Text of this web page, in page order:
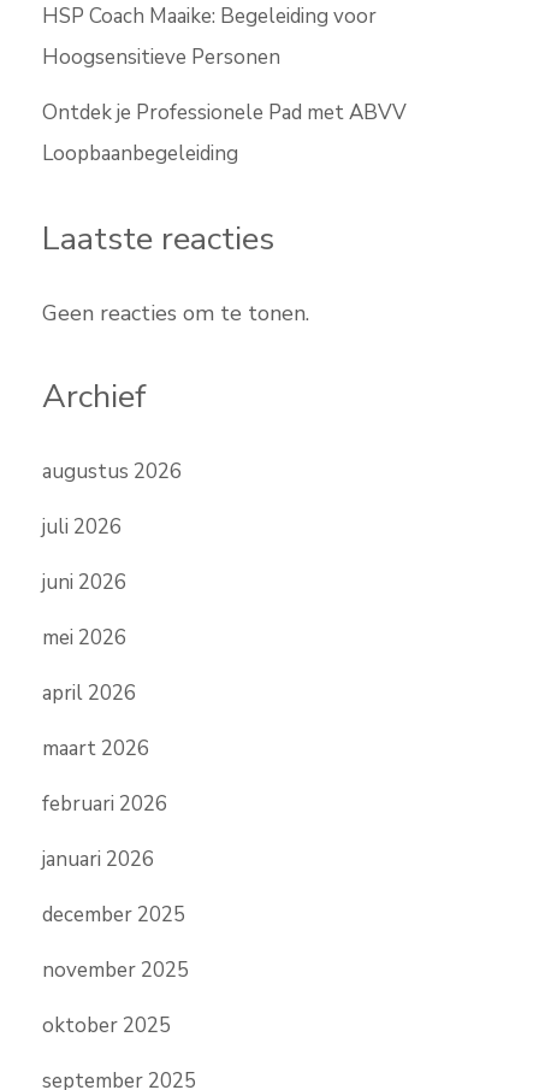
HSP Coach Maaike: Begeleiding voor
Hoogsensitieve Personen
Ontdek je Professionele Pad met ABVV
Loopbaanbegeleiding
Laatste reacties
Geen reacties om te tonen.
Archief
augustus 2026
juli 2026
juni 2026
mei 2026
april 2026
maart 2026
februari 2026
januari 2026
december 2025
november 2025
oktober 2025
september 2025